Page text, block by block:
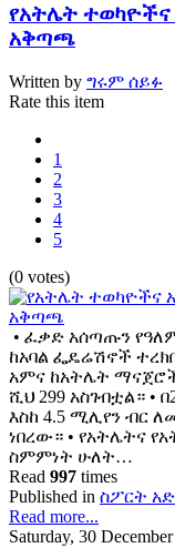
የአትሌት ተወካዮችና
አቅጣጫ
Written by ግሩም ሰይፉ
Rate this item
1
2
3
4
5
(0 votes)
• ፈቃድ አሰጣጡን
ከአባል ፌዴሬሽኖች
አምና ከአትሌት
ሺህ 299 አስገብቷል። •
እስከ 4.5 ሚሊየን ብር
ነበረው። • የአትሌትና
ስምምነት ሁለት…
Read 997 times
Published in ስፖርት
Read more...
Saturday, 30